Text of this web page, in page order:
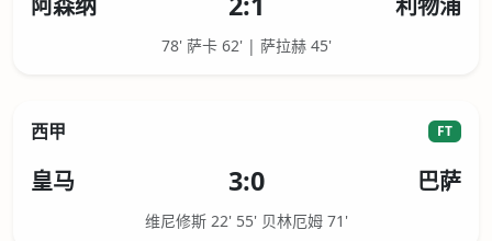
78' 萨卡 62' | 萨拉赫 45'
西甲 FT
皇马 3:0 巴萨
维尼修斯 22' 55' 贝林厄姆 71'